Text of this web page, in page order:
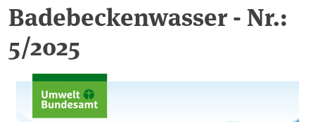
Badebeckenwasser - Nr.:
5/2025